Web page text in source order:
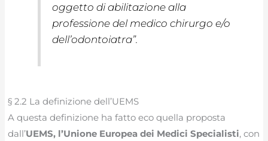
oggetto di abilitazione alla
professione del medico chirurgo e/o
dell’odontoiatra”.
§ 2.2 La definizione dell’UEMS
A questa definizione ha fatto eco quella proposta
dall’UEMS, l’Unione Europea dei Medici Specialisti, con